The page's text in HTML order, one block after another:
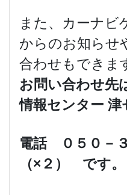
また、カーナビ
からのお知らせ
合わせもできま
お問い合わせ先
情報センター 津
電話 ０５０－
（×２） です。